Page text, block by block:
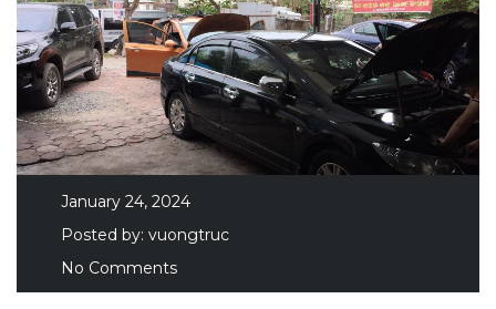
January 24, 2024
Posted by: vuongtruc
No Comments